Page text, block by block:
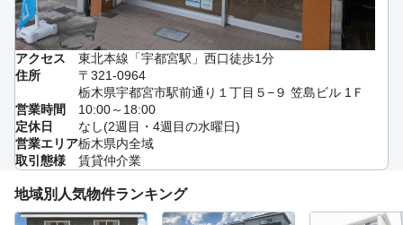
アクセス
東北本線「宇都宮駅」西口徒歩1分
住所
〒321-0964
栃木県宇都宮市駅前通り１丁目５−９ 笠島ビル 1Ｆ
営業時間
10:00～18:00
定休日
なし(2週目・4週目の水曜日)
営業エリア栃木県内全域
取引態様
賃貸仲介業
地域別人気物件ランキング